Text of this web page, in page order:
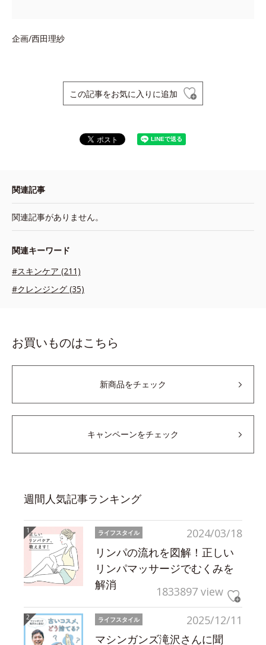
企画/西田理紗
この記事をお気に入りに追加
関連記事
関連記事がありません。
関連キーワード
#スキンケア (211)
#クレンジング (35)
お買いものはこちら
新商品をチェック
キャンペーンをチェック
週間人気記事ランキング
2024/03/18
ライフスタイル
リンパの流れを図解！正しい
リンパマッサージでむくみを
解消
1833897 view
2025/12/11
ライフスタイル
マシンガンズ滝沢さんに聞